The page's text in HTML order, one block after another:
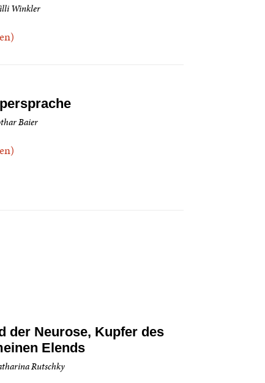
Winkler
Baier
der Neurose, Kupfer des
Elends
Rutschky